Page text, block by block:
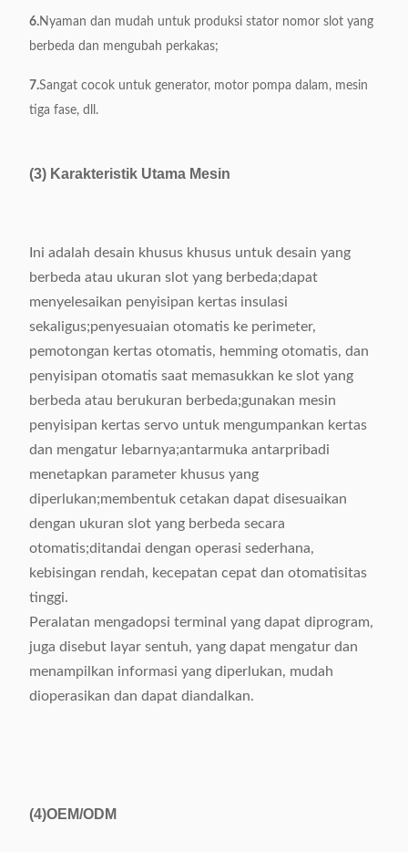
6.Nyaman dan mudah untuk produksi stator nomor slot yang
berbeda dan mengubah perkakas;
7.Sangat cocok untuk generator, motor pompa dalam, mesin
tiga fase, dll.
(3) Karakteristik Utama Mesin
Ini adalah desain khusus khusus untuk desain yang
berbeda atau ukuran slot yang berbeda;dapat
menyelesaikan penyisipan kertas insulasi
sekaligus;penyesuaian otomatis ke perimeter,
pemotongan kertas otomatis, hemming otomatis, dan
penyisipan otomatis saat memasukkan ke slot yang
berbeda atau berukuran berbeda;gunakan mesin
penyisipan kertas servo untuk mengumpankan kertas
dan mengatur lebarnya;antarmuka antarpribadi
menetapkan parameter khusus yang
diperlukan;membentuk cetakan dapat disesuaikan
dengan ukuran slot yang berbeda secara
otomatis;ditandai dengan operasi sederhana,
kebisingan rendah, kecepatan cepat dan otomatisitas
tinggi.
Peralatan mengadopsi terminal yang dapat diprogram,
juga disebut layar sentuh, yang dapat mengatur dan
menampilkan informasi yang diperlukan, mudah
dioperasikan dan dapat diandalkan.
(4)OEM/ODM